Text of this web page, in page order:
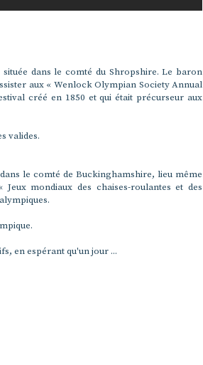
dans le comté du Shropshire. Le baron
aux « Wenlock Olympian Society Annual
créé en 1850 et qui était précurseur aux
valides.
le comté de Buckinghamshire, lieu même
mondiaux des chaises-roulantes et des
en espérant qu'un jour ...